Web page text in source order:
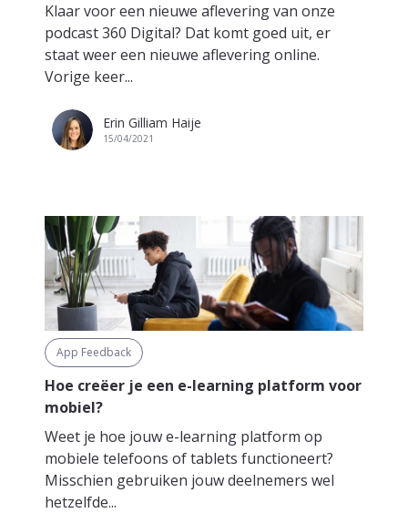
Klaar voor een nieuwe aflevering van onze
podcast 360 Digital? Dat komt goed uit, er
staat weer een nieuwe aflevering online.
Vorige keer...
Erin Gilliam Haije
15/04/2021
App Feedback
Hoe creëer je een e-learning platform voor
mobiel?
Weet je hoe jouw e-learning platform op
mobiele telefoons of tablets functioneert?
Misschien gebruiken jouw deelnemers wel
hetzelfde...